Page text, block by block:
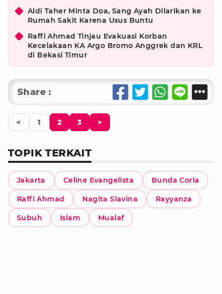
Aldi Taher Minta Doa, Sang Ayah Dilarikan ke
Rumah Sakit Karena Usus Buntu
Raffi Ahmad Tinjau Evakuasi Korban
Kecelakaan KA Argo Bromo Anggrek dan KRL
di Bekasi Timur
Share :
< 1 2 3 >
TOPIK TERKAIT
Jakarta Celine Evangelista Bunda Corla
Raffi Ahmad Nagita Slavina Rayyanza
Subuh Islam Mualaf